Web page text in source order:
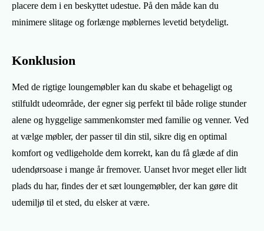
placere dem i en beskyttet udestue. På den måde kan du
minimere slitage og forlænge møblernes levetid betydeligt.
Konklusion
Med de rigtige loungemøbler kan du skabe et behageligt og
stilfuldt udeområde, der egner sig perfekt til både rolige stunder
alene og hyggelige sammenkomster med familie og venner. Ved
at vælge møbler, der passer til din stil, sikre dig en optimal
komfort og vedligeholde dem korrekt, kan du få glæde af din
udendørsoase i mange år fremover. Uanset hvor meget eller lidt
plads du har, findes der et sæt loungemøbler, der kan gøre dit
udemiljø til et sted, du elsker at være.